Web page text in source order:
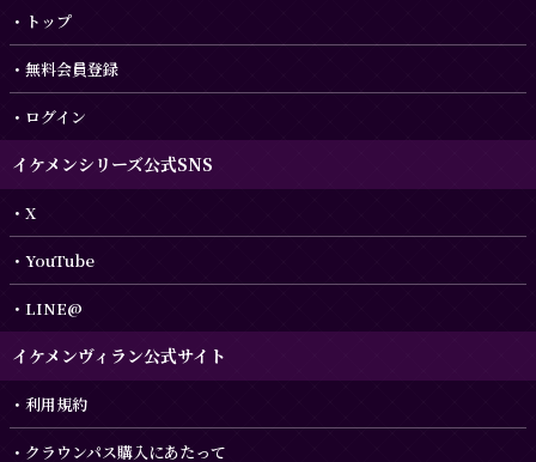
トップ
無料会員登録
ログイン
イケメンシリーズ公式SNS
X
YouTube
LINE@
イケメンヴィラン公式サイト
利用規約
クラウンパス購入にあたって